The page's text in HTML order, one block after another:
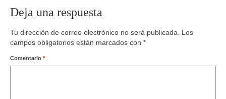
Deja una respuesta
Tu dirección de correo electrónico no será publicada.
Los
campos obligatorios están marcados con *
Comentario *